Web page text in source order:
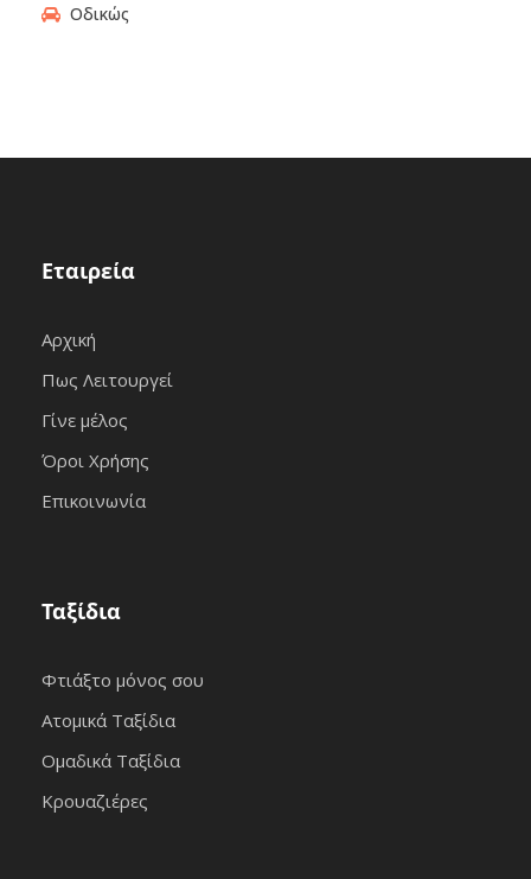
Οδικώς
Εταιρεία
Αρχική
Πως Λειτουργεί
Γίνε μέλος
Όροι Χρήσης
Επικοινωνία
Ταξίδια
Φτιάξτο μόνος σου
Ατομικά Ταξίδια
Ομαδικά Ταξίδια
Κρουαζιέρες